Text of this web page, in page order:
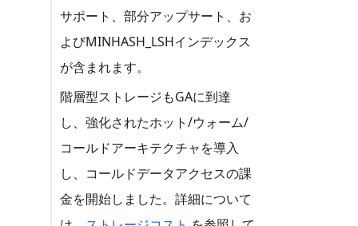
サポート、部分アップサート、お
よびMINHASH_LSHインデックス
が含まれます。
階層型ストレージもGAに到達
し、強化されたホット/ウォーム/
コールドアーキテクチャを導入
し、コールドデータアクセスの課
金を開始しました。詳細について